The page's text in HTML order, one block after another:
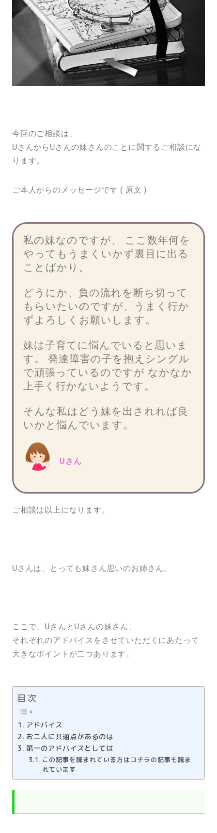
今回のご相談は、
UさんからUさんの妹さんのことに関する ご相談にな
ります。
ご本人からのメッセージです ( 原文 )
私の妹なのですが、 ここ数年何を
やってもうまくいかず裏目に出る
ことばかり。
どうにか、負の流れを断ち切って
もらいたいのですが、うまく行か
ずよろしくお願いします。
妹は子育てに悩んでいると思いま
す。 発達障害の子を抱えシングル
で頑張っているのですが なかなか
上手く行かないようです。
そんな私はどう妹を出されれば良
いかと悩んでいます。
Uさん
ご相談は以上になります。
Uさんは、とっても妹さん思いのお姉さん。
ここで、UさんとUさんの妹さん、
それぞれのアドバイスをさせていただくにあたって
大きなポイントが二つあります。
目次
アドバイス
お二人に共通点があるのは
第一のアドバイスとしては
この記事を読まれている方はコチラの記事も読ま
れています